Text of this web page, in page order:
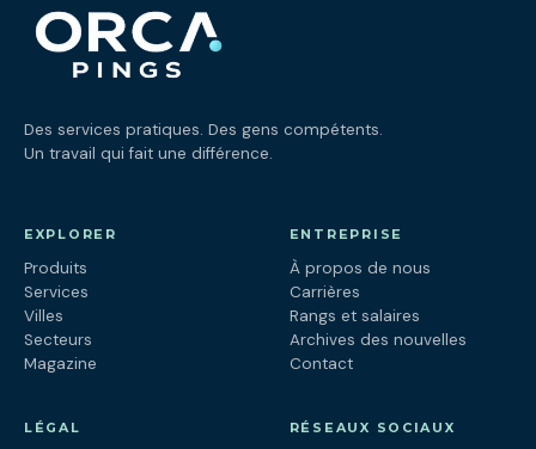
Des services pratiques. Des gens compétents.
Un travail qui fait une différence.
EXPLORER
Produits
Services
Villes
Secteurs
Magazine
ENTREPRISE
À propos de nous
Carrières
Rangs et salaires
Archives des nouvelles
Contact
LÉGAL RÉSEAUX SOCIAUX